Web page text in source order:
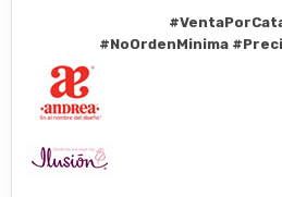
#NoOrdenMinima